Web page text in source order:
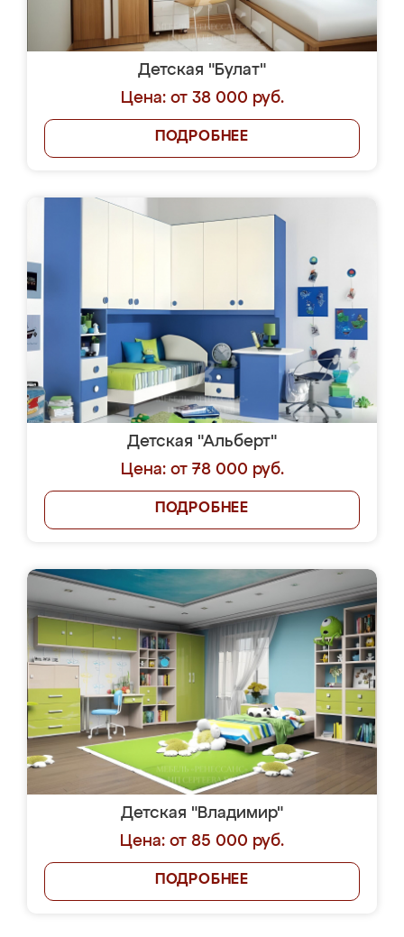
Детская "Булат"
Цена: от 38 000 руб.
ПОДРОБНЕЕ
Детская "Альберт"
Цена: от 78 000 руб.
ПОДРОБНЕЕ
Детская "Владимир"
Цена: от 85 000 руб.
ПОДРОБНЕЕ